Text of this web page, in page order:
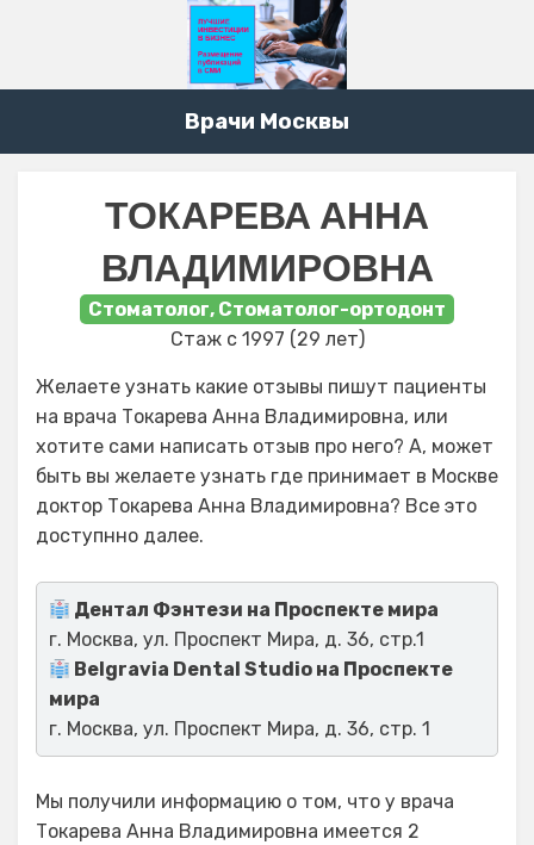
Врачи Москвы
ТОКАРЕВА АННА
ВЛАДИМИРОВНА
Стоматолог, Стоматолог-ортодонт
Стаж с 1997 (29 лет)
Желаете узнать какие отзывы пишут пациенты
на врача Токарева Анна Владимировна, или
хотите сами написать отзыв про него? А, может
быть вы желаете узнать где принимает в Москве
доктор Токарева Анна Владимировна? Все это
доступнно далее.
Дентал Фэнтези на Проспекте мира
г. Москва, ул. Проспект Мира, д. 36, стр.1
Belgravia Dental Studio на Проспекте
мира
г. Москва, ул. Проспект Мира, д. 36, стр. 1
Мы получили информацию о том, что у врача
Токарева Анна Владимировна имеется 2